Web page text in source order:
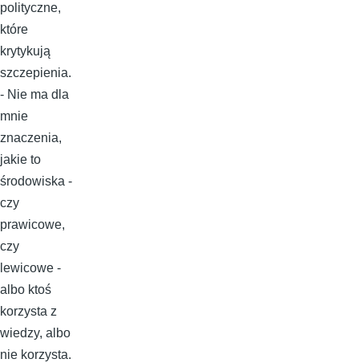
polityczne,
które
krytykują
szczepienia.
- Nie ma dla
mnie
znaczenia,
jakie to
środowiska -
czy
prawicowe,
czy
lewicowe -
albo ktoś
korzysta z
wiedzy, albo
nie korzysta.